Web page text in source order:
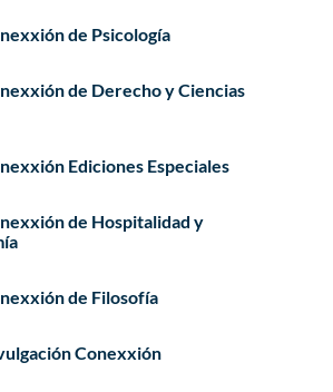
de Psicología
de Derecho y Ciencias
Ediciones Especiales
de Hospitalidad y
de Filosofía
Conexxión